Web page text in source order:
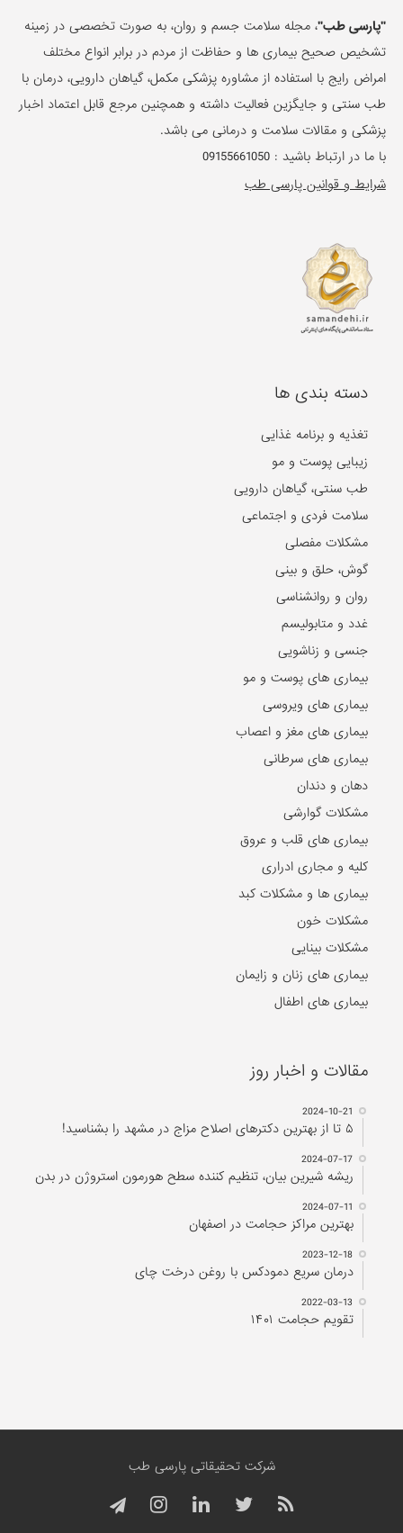
"پارسی طب"، مجله سلامت جسم و روان، به صورت تخصصی در زمینه
تشخیص صحیح بیماری ها و حفاظت از مردم در برابر انواع مختلف
امراض رایج با استفاده از مشاوره پزشکی مکمل، گیاهان دارویی، درمان با
طب سنتی و جایگزین فعالیت داشته و همچنین مرجع قابل اعتماد اخبار
پزشکی و مقالات سلامت و درمانی می باشد.
با ما در ارتباط باشید :09155661050
شرایط و قوانین پارسی طب
دسته بندی ها
تغذیه و برنامه غذایی
زیبایی پوست و مو
طب سنتی، گیاهان دارویی
سلامت فردی و اجتماعی
مشکلات مفصلی
گوش، حلق و بینی
روان و روانشناسی
غدد و متابولیسم
جنسی و زناشویی
بیماری های پوست و مو
بیماری های ویروسی
بیماری های مغز و اعصاب
بیماری های سرطانی
دهان و دندان
مشکلات گوارشی
بیماری های قلب و عروق
کلیه و مجاری ادراری
بیماری ها و مشکلات کبد
مشکلات خون
مشکلات بینایی
بیماری های زنان و زایمان
بیماری های اطفال
مقالات و اخبار روز
2024-10-21
۵ تا از بهترین دکتر‌های اصلاح مزاج در مشهد را بشناسید!
2024-07-17
ریشه شیرین بیان، تنظیم کننده سطح هورمون استروژن در بدن
2024-07-11
بهترین مراکز حجامت در اصفهان
2023-12-18
درمان سریع دمودکس با روغن درخت چای
2022-03-13
تقویم حجامت ۱۴۰۱
شرکت تحقیقاتی پارسی طب